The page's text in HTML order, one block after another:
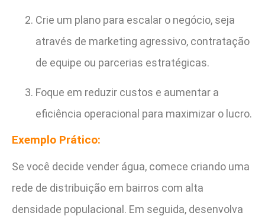
Crie um plano para escalar o negócio, seja
através de marketing agressivo, contratação
de equipe ou parcerias estratégicas.
Foque em reduzir custos e aumentar a
eficiência operacional para maximizar o lucro.
Exemplo Prático:
Se você decide vender água, comece criando uma
rede de distribuição em bairros com alta
densidade populacional. Em seguida, desenvolva